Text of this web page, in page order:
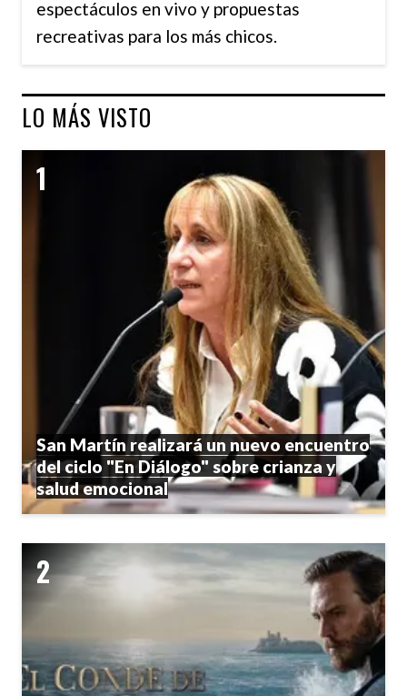
espectáculos en vivo y propuestas
recreativas para los más chicos.
LO MÁS VISTO
San Martín realizará un nuevo encuentro
del ciclo "En Diálogo" sobre crianza y
salud emocional